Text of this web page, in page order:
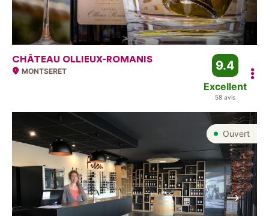
CHÂTEAU OLLIEUX-ROMANIS
MONTSERET 9.4
Excellent
58 avis
Ouvert
Suivant